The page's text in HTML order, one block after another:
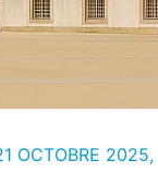
OCTOBRE 2025,